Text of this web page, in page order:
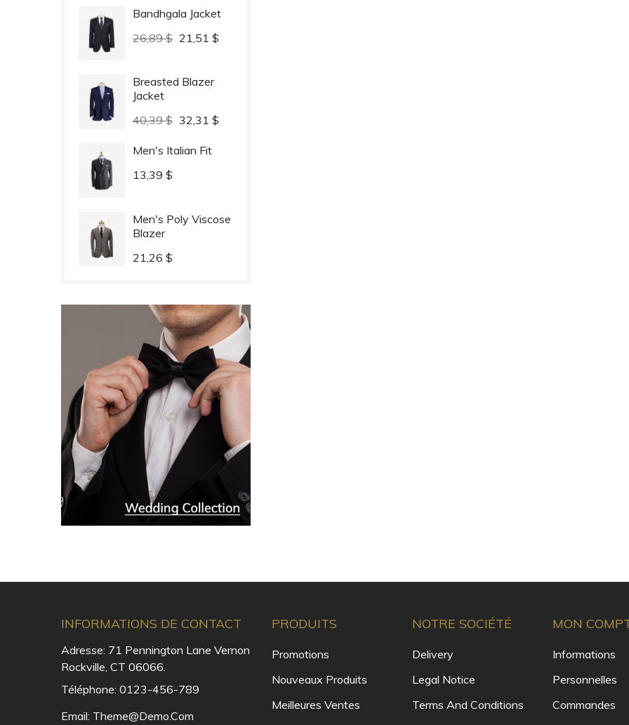
Bandhgala Jacket
Prix
26,89 $ Prix
21,51 $
Breasted Blazer
Jacket
Prix
habituel
40,39 $ Prix
32,31 $
Men's Italian Fit
Prix
13,39 $
Men's Poly Viscose
Blazer
Prix
21,26 $
INFORMATIONS DE CONTACT
Adresse: 71 Pennington Lane Vernon
Rockville, CT 06066.
Téléphone: 0123-456-789
Email: Theme@demo.com
PRODUITS
Promotions
Nouveaux Produits
Meilleures Ventes
NOTRE SOCIÉTÉ
Delivery
Legal Notice
Terms And Conditions
MON
Informations
Personnelles
Commandes